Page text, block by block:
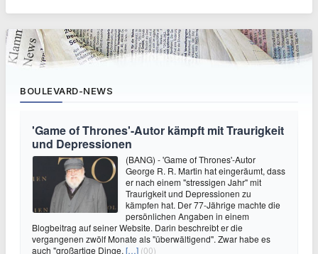
BOULEVARD-NEWS
'Game of Thrones'-Autor kämpft mit Traurigkeit
und Depressionen
(BANG) - 'Game of Thrones'-Autor
George R. R. Martin hat eingeräumt, dass
er nach einem "stressigen Jahr" mit
Traurigkeit und Depressionen zu
kämpfen hat. Der 77-Jährige machte die
persönlichen Angaben in einem
Blogbeitrag auf seiner Website. Darin beschreibt er die
vergangenen zwölf Monate als "überwältigend". Zwar habe es
auch "großartige Dinge, […] (00)